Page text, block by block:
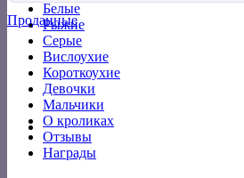
Белые
Рыжие
Серые
Вислоухие
Короткоухие
Девочки
Мальчики
О кроликах
Отзывы
Награды
Проданные